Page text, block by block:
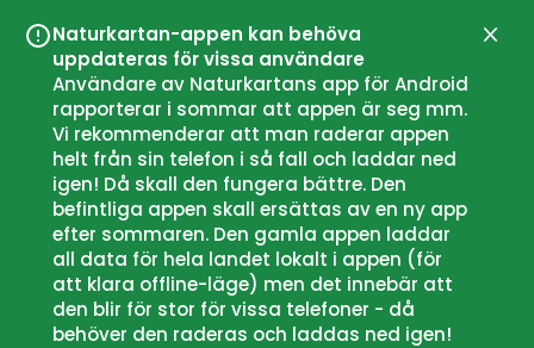
Naturkartan-appen kan behöva
uppdateras för vissa användare
Användare av Naturkartans app för Android
rapporterar i sommar att appen är seg mm.
Vi rekommenderar att man raderar appen
helt från sin telefon i så fall och laddar ned
igen! Då skall den fungera bättre. Den
befintliga appen skall ersättas av en ny app
efter sommaren. Den gamla appen laddar
all data för hela landet lokalt i appen (för
att klara offline-läge) men det innebär att
den blir för stor för vissa telefoner - då
behöver den raderas och laddas ned igen!